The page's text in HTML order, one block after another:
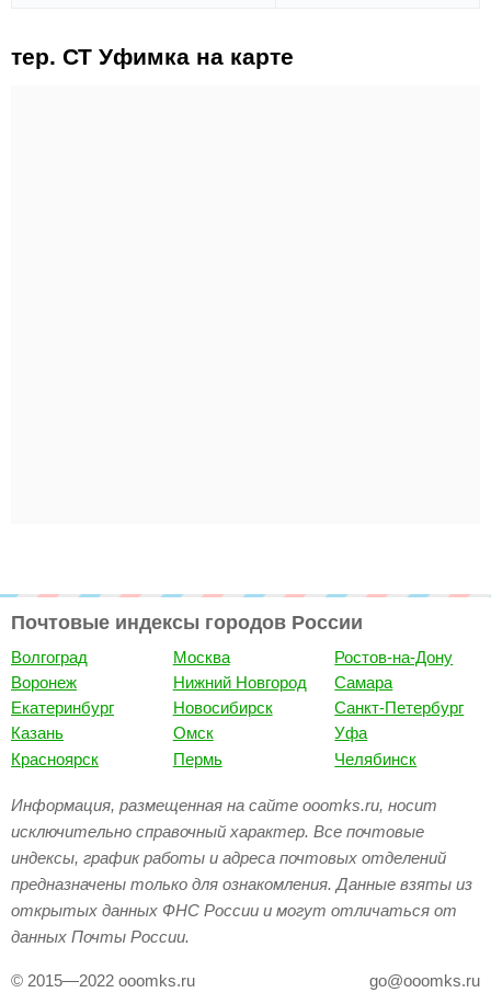
тер. СТ Уфимка на карте
Почтовые индексы городов России
Волгоград
Воронеж
Екатеринбург
Казань
Красноярск
Москва
Нижний Новгород
Новосибирск
Омск
Пермь
Ростов-на-Дону
Самара
Санкт-Петербург
Уфа
Челябинск
Информация, размещенная на сайте ooomks.ru, носит
исключительно справочный характер. Все почтовые
индексы, график работы и адреса почтовых отделений
предназначены только для ознакомления. Данные взяты из
открытых данных ФНС России и могут отличаться от
данных Почты России.
© 2015—2022 ooomks.ru go@ooomks.ru